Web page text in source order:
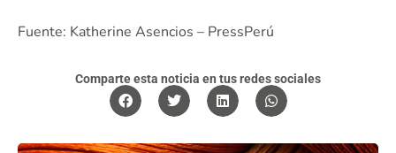
Fuente: Katherine Asencios – PressPerú
Comparte esta noticia en tus redes sociales